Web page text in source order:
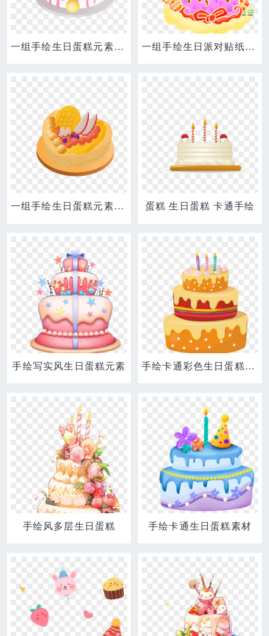
一组手绘生日蛋糕元素合集之皇冠蛋糕素材 一组手绘生日派对贴纸元素套图合集之生日蛋糕元素
一组手绘生日蛋糕元素合集之芒果水果蛋糕素材 蛋糕 生日蛋糕 卡通手绘
手绘写实风生日蛋糕元素 手绘卡通彩色生日蛋糕免抠素材
手绘风多层生日蛋糕 手绘卡通生日蛋糕素材